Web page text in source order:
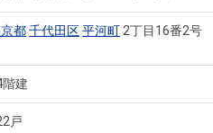
都千代田区平河町 2丁目16番2号
階建
戸